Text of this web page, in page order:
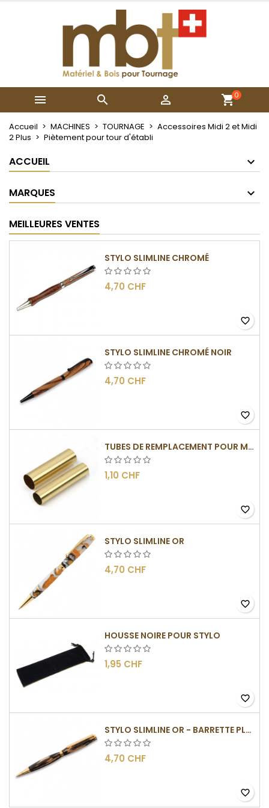
   0
Accueil MACHINES TOURNAGE
Accessoires Midi 2 et Midi
2 Plus
Piètement pour tour d'établi
ACCUEIL
MARQUES
MEILLEURES VENTES
STYLO SLIMLINE CHROMÉ
4,70 CHF
favorite_border
STYLO SLIMLINE CHROMÉ NOIR
4,70 CHF
favorite_border
TUBES DE REMPLACEMENT POUR MÉCANISME SLIMLINE
1,10 CHF
favorite_border
STYLO SLIMLINE OR
4,70 CHF
favorite_border
HOUSSE NOIRE POUR STYLO
1,95 CHF
favorite_border
STYLO SLIMLINE OR - BARRETTE PLATE
4,70 CHF
favorite_border
Mes listes
Créer une nouvelle liste
Créer une liste d'envies
Connexion
Vous devez être connecté pour ajouter des produits
à votre liste d'envies.
Annuler Connexion